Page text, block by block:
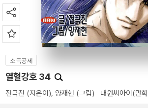
소득공제
열혈강호 34
전극진 (지은이), 양재현 (그림) 대원씨아이(만